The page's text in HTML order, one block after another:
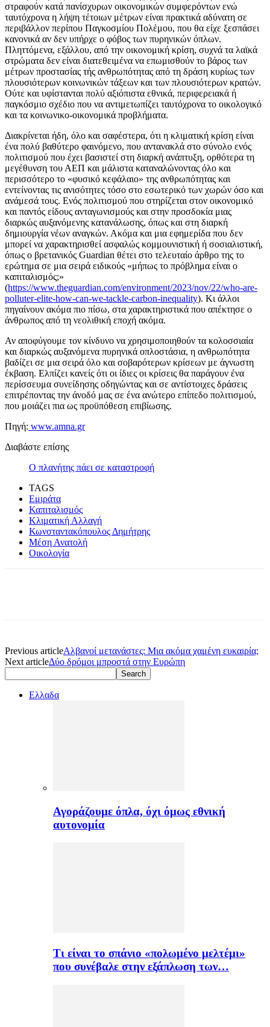
στραφούν κατά πανίσχυρων οικονομικών συμφερόντων ενώ
ταυτόχρονα η λήψη τέτοιων μέτρων είναι πρακτικά αδύνατη σε
περιβάλλον περίπου Παγκοσμίου Πολέμου, που θα είχε ξεσπάσει
κανονικά αν δεν υπήρχε ο φόβος των πυρηνικών όπλων.
Πληττόμενα, εξάλλου, από την οικονομική κρίση, συχνά τα λαϊκά
στρώματα δεν είναι διατεθειμένα να επωμισθούν το βάρος των
μέτρων προστασίας τής ανθρωπότητας από τη δράση κυρίως των
πλουσιότερων κοινωνικών τάξεων και των πλουσιότερων κρατών.
Ούτε και υφίστανται πολύ αξιόπιστα εθνικά, περιφερειακά ή
παγκόσμιο σχέδιο που να αντιμετωπίζει ταυτόχρονα το οικολογικό
και τα κοινωνικο-οικονομικά προβλήματα.
Διακρίνεται ήδη, όλο και σαφέστερα, ότι η κλιματική κρίση είναι
ένα πολύ βαθύτερο φαινόμενο, που αντανακλά στο σύνολο ενός
πολιτισμού που έχει βασιστεί στη διαρκή ανάπτυξη, ορθότερα τη
μεγέθυνση του ΑΕΠ και μάλιστα καταναλώνοντας όλο και
περισσότερο το «φυσικό κεφάλαιο» της ανθρωπότητας και
εντείνοντας τις ανισότητες τόσο στο εσωτερικό των χωρών όσο και
ανάμεσά τους. Ενός πολιτισμού που στηρίζεται στον οικονομικό
και παντός είδους ανταγωνισμούς και στην προσδοκία μιας
διαρκώς αυξανόμενης κατανάλωσης, όπως και στη διαρκή
δημιουργία νέων αναγκών. Ακόμα και μια εφημερίδα που δεν
μπορεί να χαρακτηρισθεί ασφαλώς κομμουνιστική ή σοσιαλιστική,
όπως ο βρετανικός Guardian θέτει στο τελευταίο άρθρο της το
ερώτημα σε μια σειρά ειδικούς «μήπως το πρόβλημα είναι ο
καπιταλισμός;»
(https://www.theguardian.com/environment/2023/nov/22/who-are-
polluter-elite-how-can-we-tackle-carbon-inequality). Κι άλλοι
πηγαίνουν ακόμα πιο πίσω, στα χαρακτηριστικά που απέκτησε ο
άνθρωπος από τη νεολιθική εποχή ακόμα.
Αν αποφύγουμε τον κίνδυνο να χρησιμοποιηθούν τα κολοσσιαία
και διαρκώς αυξανόμενα πυρηνικά οπλοστάσια, η ανθρωπότητα
βαδίζει σε μια σειρά όλο και σοβαρότερων κρίσεων με άγνωστη
έκβαση. Ελπίζει κανείς ότι οι ίδιες οι κρίσεις θα παράγουν ένα
περίσσευμα συνείδησης οδηγώντας και σε αντίστοιχες δράσεις
επιτρέποντας την άνοδό μας σε ένα ανώτερο επίπεδο πολιτισμού,
που μοιάζει πια ως προϋπόθεση επιβίωσης.
Πηγή: www.amna.gr
Διαβάστε επίσης
Ο πλανήτης πάει σε καταστροφή
TAGS
Εμιράτα
Καπιταλισμός
Κλιματική Αλλαγή
Κωνσταντακόπουλος Δημήτρης
Μέση Ανατολή
Οικολογία
Previous articleΑλβανοί μετανάστες: Μια ακόμα χαμένη ευκαιρία;
Next articleΔύο δρόμοι μπροστά στην Ευρώπη
Ελλαδα
Αγοράζουμε όπλα, όχι όμως εθνική
αυτονομία
Τι είναι το σπάνιο «πολωμένο μελτέμι»
που συνέβαλε στην εξάπλωση των…